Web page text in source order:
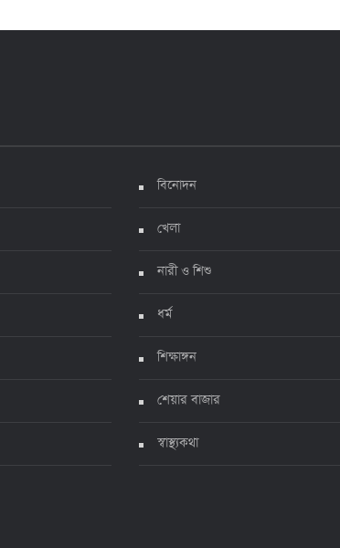
বিনোদন
খেলা
নারী ও শিশু
ধর্ম
শিক্ষাঙ্গন
শেয়ার বাজার
স্বাস্থ্যকথা